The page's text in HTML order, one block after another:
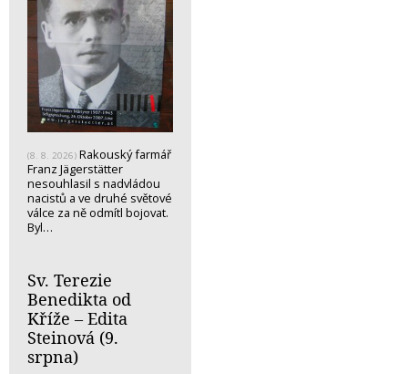
(8. 8. 2026) Rakouský farmář
Franz Jägerstätter
nesouhlasil s nadvládou
nacistů a ve druhé světové
válce za ně odmítl bojovat.
Byl…
Sv. Terezie
Benedikta od
Kříže – Edita
Steinová (9.
srpna)